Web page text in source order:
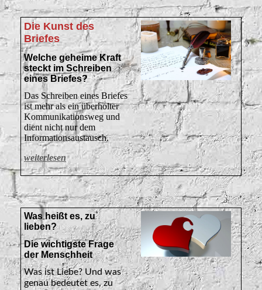
Die Kunst des
Briefes
Welche geheime Kraft
steckt im Schreiben
eines Briefes?
Das Schreiben eines Briefes
ist mehr als ein überholter
Kommunikationsweg und
dient nicht nur dem
Informationsaustausch.
weiterlesen
Was heißt es, zu
lieben?
Die wichtigste Frage
der Menschheit
Was ist Liebe? Und was
genau bedeutet es, zu